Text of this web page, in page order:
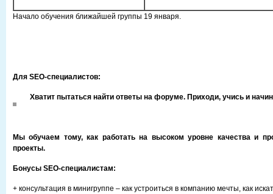
Начало обучения ближайшей группы 19 января.
Для SEO-специалистов:
Хватит пытаться найти ответы на форуме. Приходи, учись и
Мы обучаем тому, как работать на высоком уровне качества и
проекты.
Бонусы SEO-специалистам:
+ консультация в минигруппе – как устроиться в компанию мечты, как